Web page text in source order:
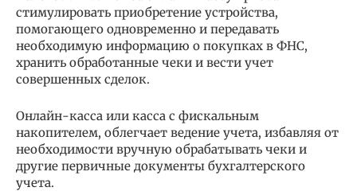
стимулировать приобретение устройства,
помогающего одновременно и передавать
необходимую информацию о покупках в ФНС,
хранить обработанные чеки и вести учет
совершенных сделок.
Онлайн-касса или касса с фискальным
накопителем, облегчает ведение учета, избавляя от
необходимости вручную обрабатывать чеки и
другие первичные документы бухгалтерского
учета.